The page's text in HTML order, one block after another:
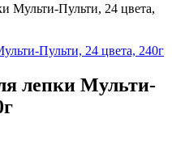
Мульти-Пульти, 24 цвета,
лепки Мульти-